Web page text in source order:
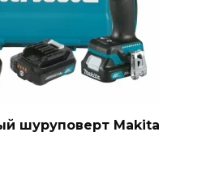
шуруповерт Makita